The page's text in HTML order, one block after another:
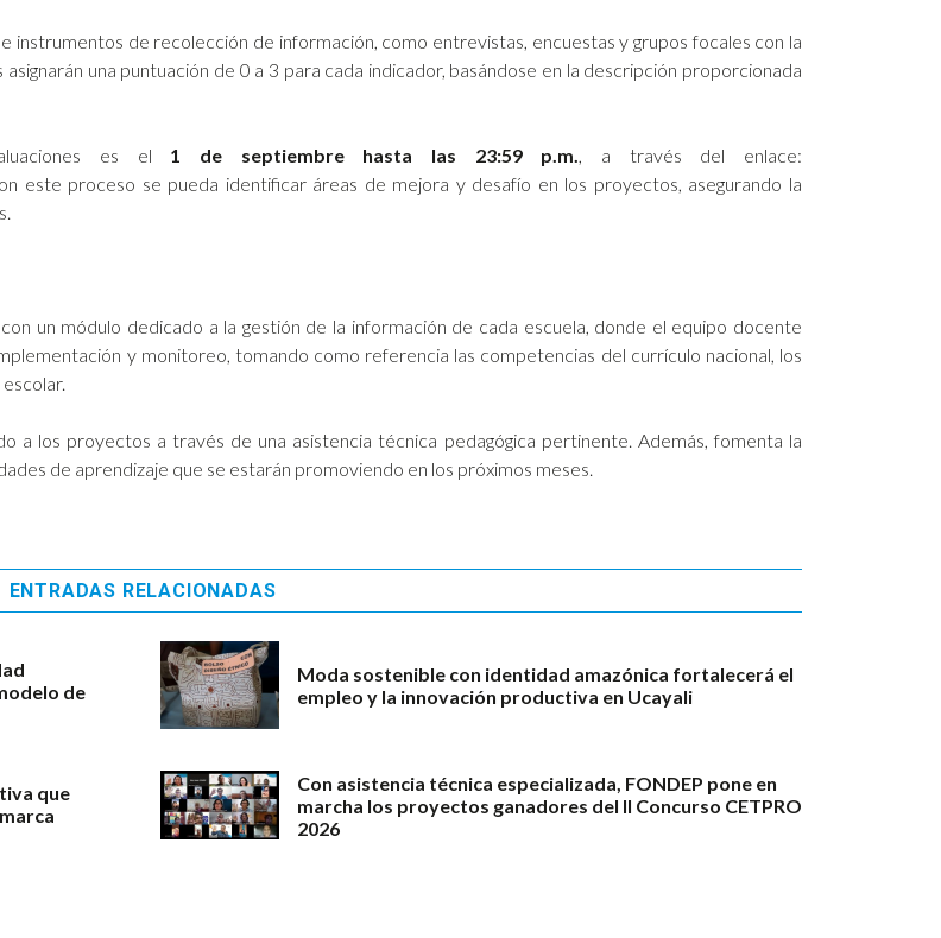
instrumentos de recolección de información, como entrevistas, encuestas y grupos focales con la
una puntuación de 0 a 3 para cada indicador, basándose en la descripción proporcionada
es el 1 de septiembre hasta las 23:59 p.m., a través del enlace:
este proceso se pueda identificar áreas de mejora y desafío en los proyectos, asegurando la
un módulo dedicado a la gestión de la información de cada escuela, donde el equipo docente
y monitoreo, tomando como referencia las competencias del currículo nacional, los
a los proyectos a través de una asistencia técnica pedagógica pertinente. Además, fomenta la
de aprendizaje que se estarán promoviendo en los próximos meses.
ENTRADAS RELACIONADAS
de
Moda sostenible con identidad amazónica fortalecerá el
empleo y la innovación productiva en Ucayali
que
Con asistencia técnica especializada, FONDEP pone en
marcha los proyectos ganadores del II Concurso CETPRO
2026